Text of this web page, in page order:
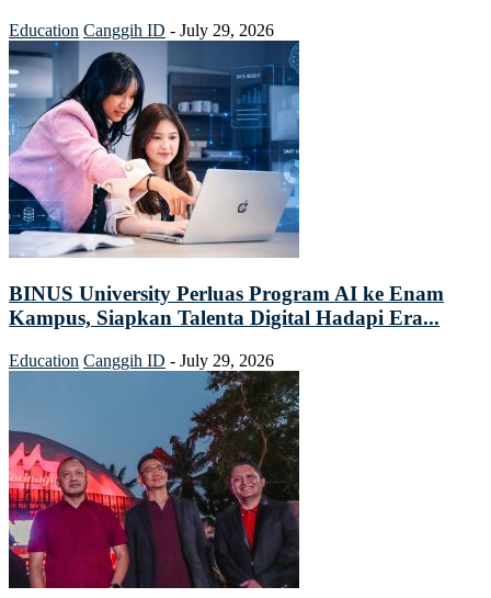
Education Canggih ID - July 29, 2026
BINUS University Perluas Program AI ke Enam
Kampus, Siapkan Talenta Digital Hadapi Era...
Education Canggih ID - July 29, 2026